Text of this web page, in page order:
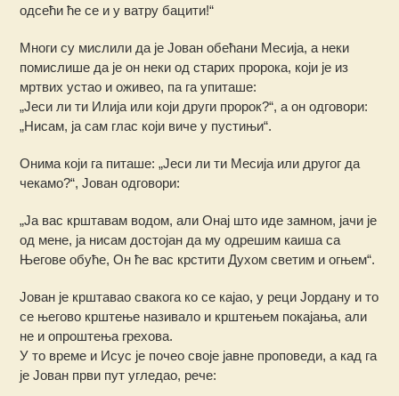
одсећи ће се и у ватру бацити!“
Многи су мислили да је Јован обећани Месија, а неки
помислише да је он неки од старих пророка, који је из
мртвих устао и оживео, па га упиташе:
„Јеси ли ти Илија или који други пророк?“, а он одговори:
„Нисам, ја сам глас који виче у пустињи“.
Онима који га питаше: „Јеси ли ти Месија или другог да
чекамо?“, Јован одговори:
„Ја вас крштавам водом, али Онај што иде замном, јачи је
од мене, ја нисам достојан да му одрешим каиша са
Његове обуће, Он ће вас крстити Духом светим и огњем“.
Јован је крштавао свакога ко се кајао, у реци Јордану и то
се његово крштење називало и крштењем покајања, али
не и опроштења грехова.
У то време и Исус је почео своје јавне проповеди, а кад га
је Јован први пут угледао, рече: